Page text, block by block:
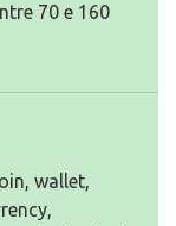
70 e 160
wallet,